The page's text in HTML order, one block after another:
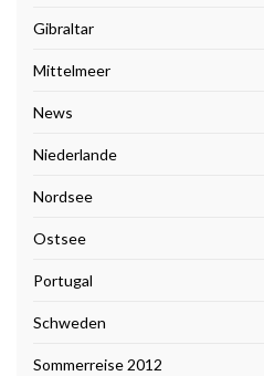
Gibraltar
Mittelmeer
News
Niederlande
Nordsee
Ostsee
Portugal
Schweden
Sommerreise 2012